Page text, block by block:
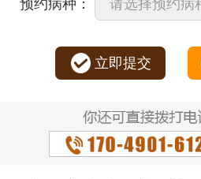
预约病种：
立即提交